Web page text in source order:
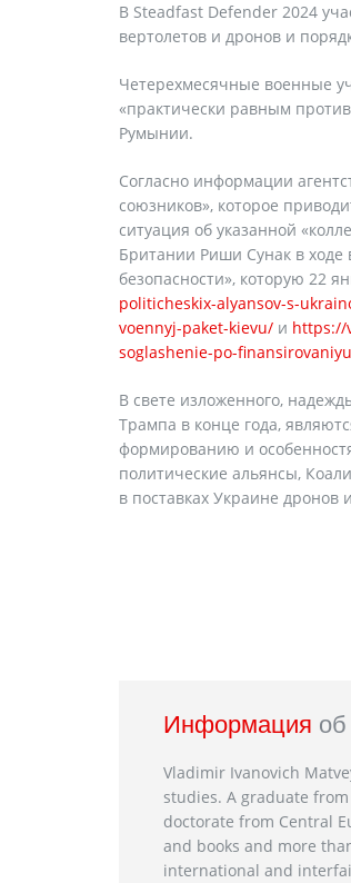
В Steadfast Defender 2024
вертолетов и дронов и
Четерехмесячные военные
«практически равным
Румынии.
Согласно информации
союзников», которое
ситуация об указанной
Британии Риши Сунак в ходе
безопасности», которую 22
politicheskix-alyansov-s-
voennyj-paket-kievu/ и https://
soglashenie-po-
В свете изложенного,
Трампа в конце года,
формированию и
политические альянсы,
в поставках Украине дронов
Информация
Vladimir Ivanovich
studies. A graduate
doctorate from Central
and books and more
international and